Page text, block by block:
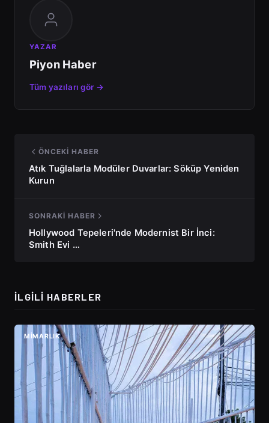
YAZAR
Piyon Haber
Tüm yazıları gör →
ÖNCEKI HABER
Atık Tuğlalarla Modüler Duvarlar: Söküp Yeniden
Kurun
SONRAKI HABER
Hollywood Tepeleri'nde Modernist Bir İnci:
Smith Evi …
İLGILI HABERLER
MIMARLIK